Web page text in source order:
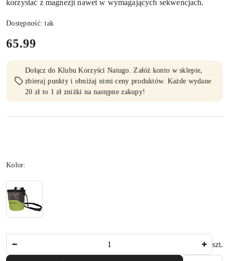
korzystać z magnezji nawet w wymagających sekwencjach.
Dostępność:tak
cena:
65.99
Dołącz do Klubu Korzyści Natugo. Załóż konto w sklepie,
zbieraj punkty i obniżaj nimi ceny produktów. Każde wydane
20 zł to 1 zł zniżki na następne zakupy!
Wariant
Kolor:
szt.